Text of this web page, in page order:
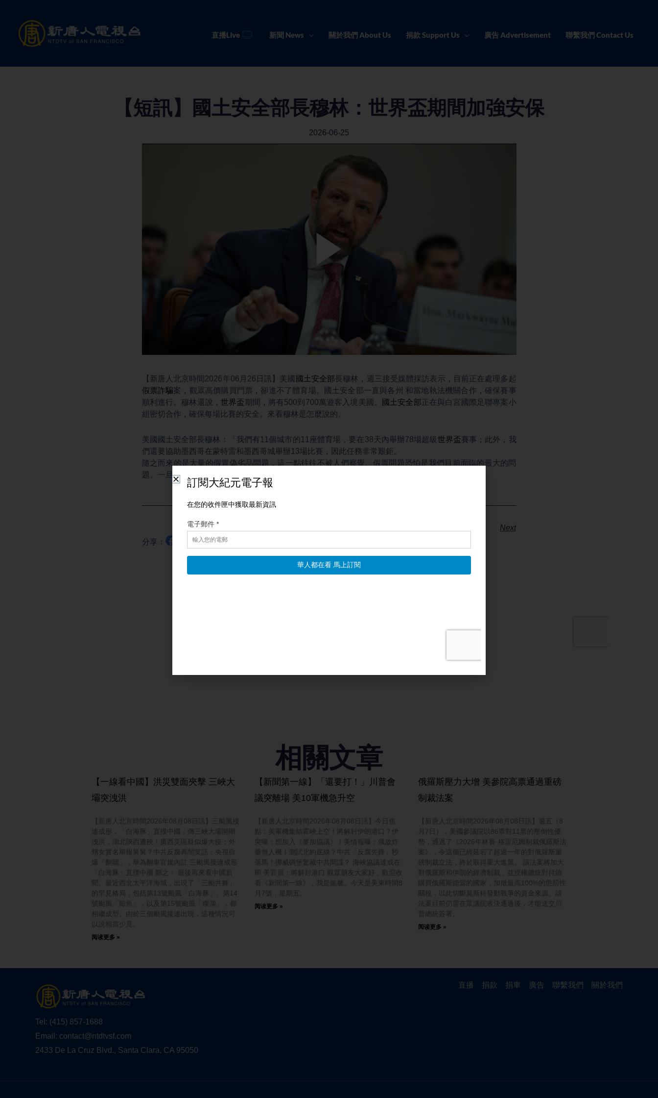
content
直播Live 新聞 News 關於我們 About Us 捐款 Support Us 廣告 Advertisement 聯繫我們 Contact Us
【短訊】國土安全部長穆林：世界盃期間加強安保
2026-06-25
【新唐人北京時間2026年06月26日訊】美國 國土安全部長穆林，週三接受媒體採訪表示，目前正在處理多起
假票詐騙案，觀眾高價購買門票，卻進不了體育場。國土安全部一直與各州 和當地執法機關合作，確保賽事
順利進行。穆林還說，世界盃期間，將有500到700萬遊客入境美國。 國土安全部正在與白宮國際足聯專案小
組密切合作，確保每場比賽的安全。來看穆林是怎麼說的。
美國國土安全部長穆林：「我們有11個城市的11座體育場，要在38天內舉辦78場超級 世界盃賽事；此外，我
們還要協助墨西哥在蒙特雷和墨西哥城舉辦13場比賽，因此任務非常艱鉅。
隨之而來的是大量的假冒偽劣品問題，這一點往往不被人們察覺。假票問題恐怕是我們目前面臨的最大的問
題。一旦出現假票，往往也會伴隨著其他犯罪活動，例如毒品問題也會隨之而來。」
Next
分享：
相關文章
【一線看中國】洪災雙面夾擊 三峽大
壩突洩洪
【新唐人北京時間2026年08月08日訊】三颱風接
連成形，「白海豚」直撲中國；傳三峽大壩開閘
洩洪，湖北陝西遭殃！廣西災區疑似爆大疫；外
甥女實名舉報舅舅？中共反腐再鬧笑話；央視自
爆「翻牆」，華為翻車官媒內訌 三颱風接連成形
「白海豚」直撲中國 鄭之： 最後再來看中國新
聞。最近西北太平洋海域，出現了「三颱共舞」
的罕見格局，包括第13號颱風「白海豚」、第14
號颱風「鯨魚」，以及第15號颱風「燦鴻」，都
相繼成型。由於三個颱風接連出現，這種情況可
以說相當少見。
阅读更多 »
【新聞第一線】「還要打！」川普會
議突離場 美10軍機急升空
【新唐人北京時間2026年08月08日訊】今日焦
點：美軍機集結霍峽上空！將解封伊朗港口？伊
突曝：想加入《麥加協議》！美情報曝：俄放炸
藥無人機！測試北約底線？中共「反腐先鋒」秒
落馬！挪威碉堡驚藏中共間諜？ 海峽協議達成在
即 美官員：將解封港口 觀眾朋友大家好，歡迎收
看《新聞第一線》，我是懿馨。今天是美東時間8
月7號，星期五。
阅读更多 »
俄羅斯壓力大增 美參院高票通過重磅
制裁法案
【新唐人北京時間2026年08月08日訊】週五（8
月7日），美國參議院以86票對11票的壓倒性優
勢，通過了《2026年林賽·格雷厄姆制裁俄羅斯法
案》，令這個已經延宕了超過一年的對俄羅斯重
磅制裁立法，終於取得重大進展。 該法案將加大
對俄羅斯和伊朗的經濟制裁，並授權總統對持續
購買俄羅斯能源的國家，加徵最高100%的懲罰性
關稅，以此切斷莫斯科發動戰爭的資金來源。該
法案目前仍需在眾議院表決通過後，才能送交川
普總統簽署。
阅读更多 »
Tel: (415) 857-1688
Email: contact@ntdtvsf.com
2433 De La Cruz Blvd., Santa Clara, CA 95050
直播 捐款 捐車 廣告 聯繫我們 關於我們